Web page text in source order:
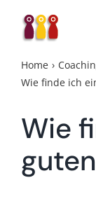
Inhalt
Home
Wie finde ich
Wie